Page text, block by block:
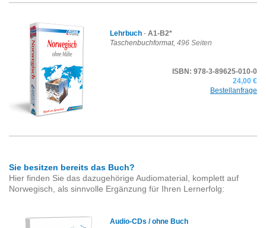
Lehrbuch - A1-B2*
Taschenbuchformat, 496 Seiten
ISBN: 978-3-89625-010-0
24,00 €
Bestellanfrage
Sie besitzen bereits das Buch?
Hier finden Sie das dazugehörige Audiomaterial, komplett auf
Norwegisch, als sinnvolle Ergänzung für Ihren Lernerfolg:
Audio-CDs / ohne Buch